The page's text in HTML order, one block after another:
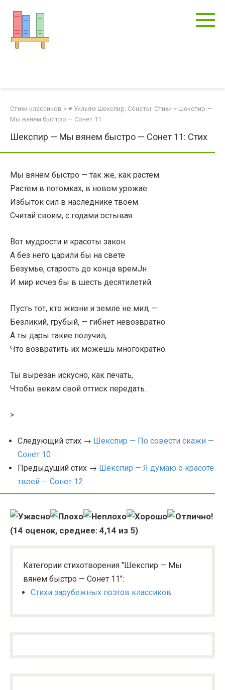
контенту
Стихи классиков > ♥ Уильям Шекспир: Сонеты: Стихи > Шекспир —
Мы вянем быстро — Сонет 11
Шекспир — Мы вянем быстро — Сонет 11: Стих
Мы вянем быстро — так же, как растем.
Растем в потомках, в новом урожае.
Избыток сил в наследнике твоем
Считай своим, с годами остывая.
Вот мудрости и красоты закон.
А без него царили бы на свете
Безумье, старость до конца времЈн
И мир исчез бы в шесть десятилетий.
Пусть тот, кто жизни и земле не мил, —
Безликий, грубый, — гибнет невозвратно.
А ты дары такие получил,
Что возвратить их можешь многократно.
Ты вырезан искусно, как печать,
Чтобы векам свой оттиск передать.
>
Следующий стих → Шекспир — По совести скажи —
Сонет 10
Предыдущий стих → Шекспир — Я думаю о красоте
твоей — Сонет 12
(14 оценок, среднее: 4,14 из 5)
Категории стихотворения "Шекспир — Мы
вянем быстро — Сонет 11":
Стихи зарубежных поэтов классиков